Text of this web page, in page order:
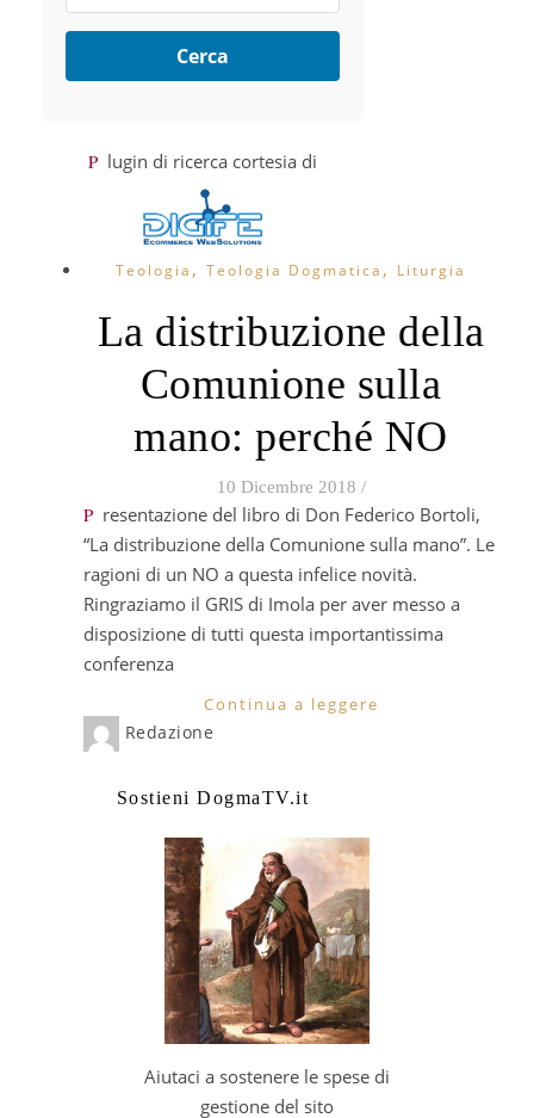
Cerca
Plugin di ricerca cortesia di
Teologia , Teologia Dogmatica , Liturgia
La distribuzione della
Comunione sulla
mano: perché NO
10 Dicembre 2018 /
Presentazione del libro di Don Federico Bortoli,
“La distribuzione della Comunione sulla mano”. Le
ragioni di un NO a questa infelice novità.
Ringraziamo il GRIS di Imola per aver messo a
disposizione di tutti questa importantissima
conferenza
Continua a leggere
Redazione
Sostieni DogmaTV.it
Aiutaci a sostenere le spese di
gestione del sito